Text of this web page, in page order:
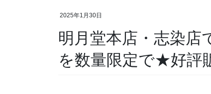
2025年1月30日
明月堂本店・志染店
を数量限定で★好評